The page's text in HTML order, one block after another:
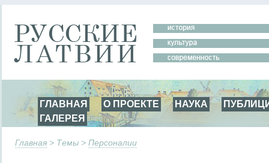
ГЛАВНАЯ О ПРОЕКТЕ НАУКА
ГАЛЕРЕЯ
Главная > Темы > Персоналии